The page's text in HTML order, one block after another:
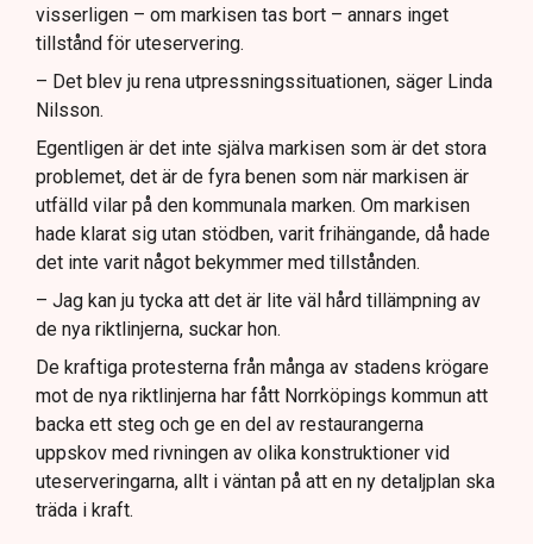
visserligen – om markisen tas bort – annars inget
tillstånd för uteservering.
– Det blev ju rena utpressningssituationen, säger Linda
Nilsson.
Egentligen är det inte själva markisen som är det stora
problemet, det är de fyra benen som när markisen är
utfälld vilar på den kommunala marken. Om markisen
hade klarat sig utan stödben, varit frihängande, då hade
det inte varit något bekymmer med tillstånden.
– Jag kan ju tycka att det är lite väl hård tillämpning av
de nya riktlinjerna, suckar hon.
De kraftiga protesterna från många av stadens krögare
mot de nya riktlinjerna har fått Norrköpings kommun att
backa ett steg och ge en del av restaurangerna
uppskov med rivningen av olika konstruktioner vid
uteserveringarna, allt i väntan på att en ny detaljplan ska
träda i kraft.